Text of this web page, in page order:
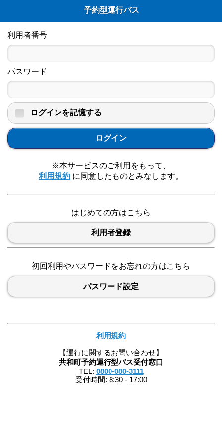
予約型運行バス
利用者番号
パスワード
ログインを記憶する
ログイン
※本サービスのご利用をもって、
利用規約 に同意したものとみなします。
はじめての方はこちら
利用者登録
初回利用やパスワードをお忘れの方はこちら
パスワード設定
利用規約
【運行に関するお問い合わせ】
共和町予約運行型バス受付窓口
TEL: 0800-080-3111
受付時間: 8:30 - 17:00